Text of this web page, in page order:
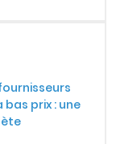
prix : une